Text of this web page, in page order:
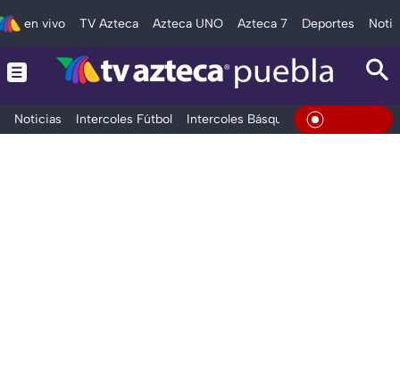
en vivo TV Azteca Azteca UNO Azteca 7 Deportes
Noticias Intercoles Fútbol Intercoles Básquetbol En Vivo